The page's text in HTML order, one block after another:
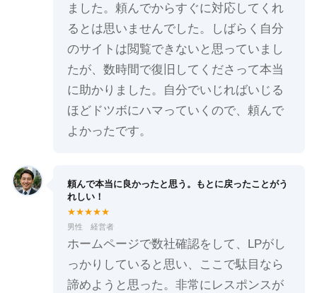
ました。頼んでからすぐに対応してくれ
るとは思いませんでした。しばらく自分
のサイトは閲覧できないと思っていまし
たが、数時間で復旧してくださって本当
に助かりました。自分でいじればいじる
ほどドツボにハマっていくので、頼んで
よかったです。
頼んで本当に良かったと思う。もとに戻ったことがう
れしい！
★★★★★
男性 経営者
ホームページで数社確認をして、LPがし
っかりしていると思い、ここで駄目なら
諦めようと思った。非常にレスポンスが